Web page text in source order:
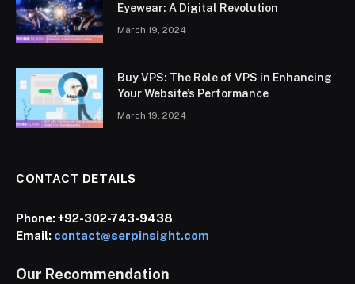
Eyewear: A Digital Revolution
March 19, 2024
Buy VPS: The Role of VPS in Enhancing
Your Website’s Performance
March 19, 2024
CONTACT DETAILS
Phone:+92-302-743-9438
Email: contact@serpinsight.com
Our Recommendation